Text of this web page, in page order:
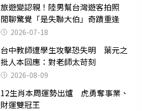
旅遊變認親！陸男幫台灣遊客拍照
閒聊驚覺「是失聯大伯」奇蹟重逢
2026-07-18
台中教師遭學生攻擊恐失明 葉元之
批人本回應：對老師太苛刻
2026-08-09
12生肖本周運勢出爐 虎勇奪事業、
財運雙冠王